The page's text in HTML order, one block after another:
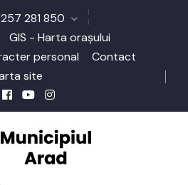
281 850
GIS - Harta orașului
personal
Contact
site